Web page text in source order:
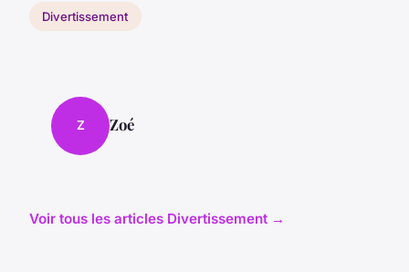
Divertissement
Z Zoé
Voir tous les articles Divertissement →